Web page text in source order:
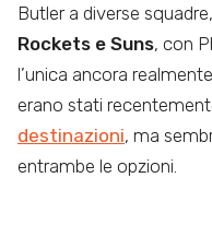
Butler a diverse
Rockets e Suns, con
l’unica ancora
erano stati
destinazioni, ma
entrambe le opzioni.